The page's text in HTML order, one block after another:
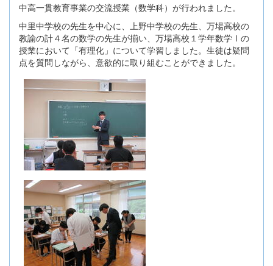
中高一貫教育事業の交流授業（数学科）が行われました。
中里中学校の先生を中心に、上野中学校の先生、万場高校の
教諭の計４名の数学の先生が揃い、万場高校１学年数学Ⅰの
授業において「有理化」について学習しました。生徒は疑問
点を質問しながら、意欲的に取り組むことができました。